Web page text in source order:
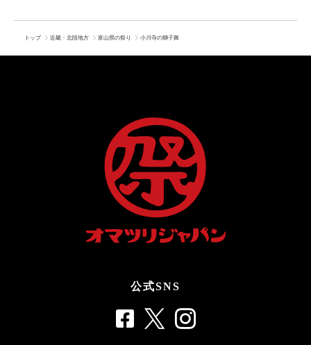
トップ 近畿・北陸地方 富山県の祭り 小川寺の獅子舞
公式SNS